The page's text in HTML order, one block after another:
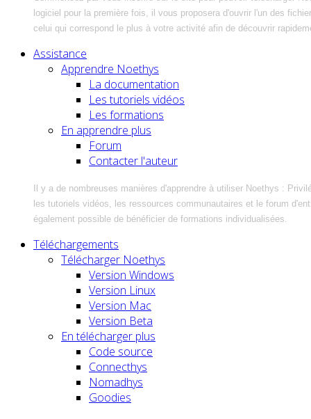
logiciel pour la première fois, il vous proposera d'ouvrir l'un des
celui qui correspond le plus à votre activité afin de découvrir
Assistance
Apprendre Noethys
La documentation
Les tutoriels vidéos
Les formations
En apprendre plus
Forum
Contacter l'auteur
Il y a de nombreuses manières d'apprendre à utiliser Noethys :
les tutoriels vidéos, les ressources communautaires et le forum
également possible de bénéficier de formations individualisées.
Téléchargements
Télécharger Noethys
Version Windows
Version Linux
Version Mac
Version Beta
En télécharger plus
Code source
Connecthys
Nomadhys
Goodies